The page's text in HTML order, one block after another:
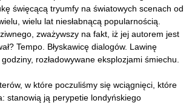
święcącą tryumfy na światowych scenach od
wielu lat niesłabnącą popularnością.
zważywszy na fakt, iż jej autorem jest
Tempo. Błyskawicę dialogów. Lawinę
rozładowywane eksplozjami śmiechu.
w które poczuliśmy się wciągnięci, które
stanowią ją perypetie londyńskiego